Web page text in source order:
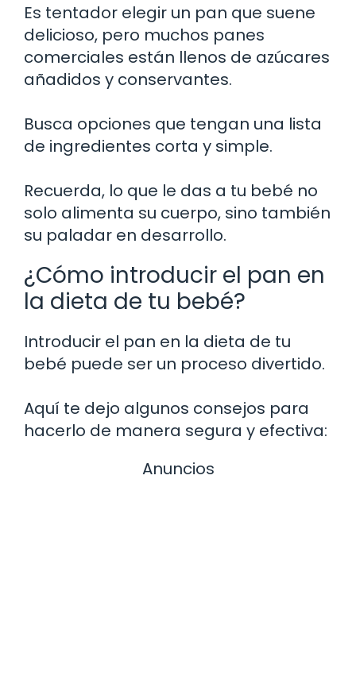
Es tentador elegir un pan que suene
delicioso, pero muchos panes
comerciales están llenos de azúcares
añadidos y conservantes.
Busca opciones que tengan una lista
de ingredientes corta y simple.
Recuerda, lo que le das a tu bebé no
solo alimenta su cuerpo, sino también
su paladar en desarrollo.
¿Cómo introducir el pan en
la dieta de tu bebé?
Introducir el pan en la dieta de tu
bebé puede ser un proceso divertido.
Aquí te dejo algunos consejos para
hacerlo de manera segura y efectiva:
Anuncios